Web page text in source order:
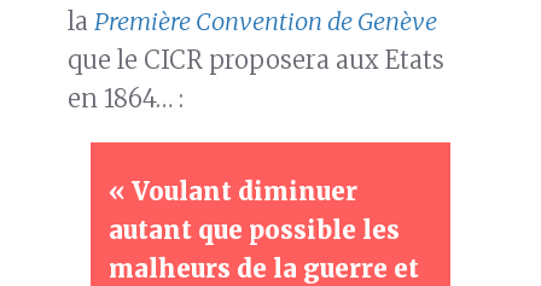
la Première Convention de Genève
que le CICR proposera aux Etats
en 1864… :
« Voulant diminuer
autant que possible les
malheurs de la guerre et